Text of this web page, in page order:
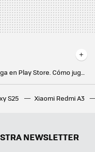
Zenless Zone Zero ya tiene descarga en Play Store. Cómo jugar en Android al ultimo juego gratis de HoYoverse
Así puedes exprimir tu Samsung Galaxy para jugar. Esta es la herramienta definitiva para gaming y todo lo que puede hacer
Ni lentejuelas ni corbata: estos jerséis frikis son lo mejor para no pasar desapercibido esta Navidad
S25 Xiaomi Redmi A3
NEWSLETTER